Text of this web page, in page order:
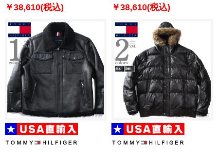
￥38,610(税込)
ー USA直輸入 150as251
￥38,610(税込)